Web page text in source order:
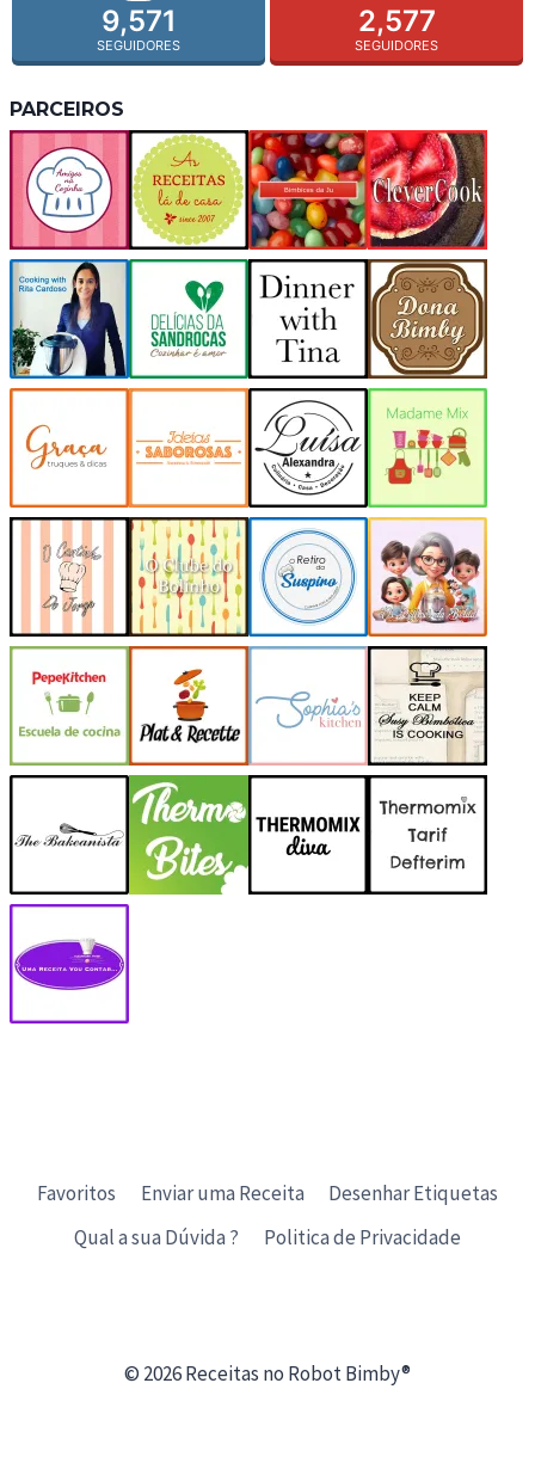
9,571
SEGUIDORES
2,577
SEGUIDORES
PARCEIROS
Favoritos Enviar uma Receita
Desenhar Etiquetas
Qual a sua Dúvida ?
Politica de Privacidade
© 2026 Receitas no Robot Bimby®